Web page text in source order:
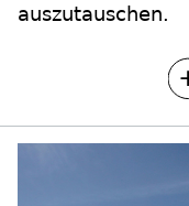
auszutauschen.